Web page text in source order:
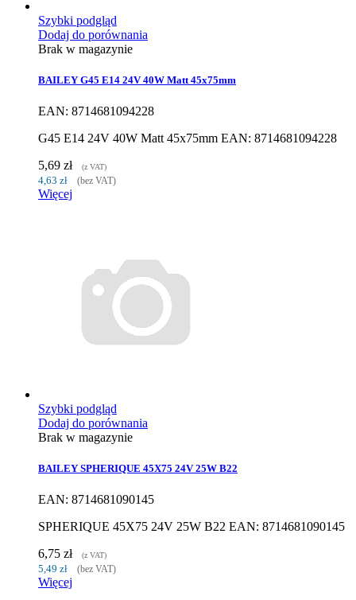
Szybki podgląd
Dodaj do porównania
Brak w magazynie
BAILEY G45 E14 24V 40W Matt 45x75mm
EAN: 8714681094228
G45 E14 24V 40W Matt 45x75mm EAN: 8714681094228
5,69 zł
(z VAT)
4,63 zł (bez VAT)
Więcej
Szybki podgląd
Dodaj do porównania
Brak w magazynie
BAILEY SPHERIQUE 45X75 24V 25W B22
EAN: 8714681090145
SPHERIQUE 45X75 24V 25W B22 EAN: 8714681090145
6,75 zł
(z VAT)
5,49 zł (bez VAT)
Więcej